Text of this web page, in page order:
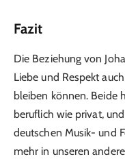
Fazit
Die Beziehung von
Liebe und Respekt
bleiben können. Beide
beruflich wie privat,
deutschen Musik- und
mehr in unseren